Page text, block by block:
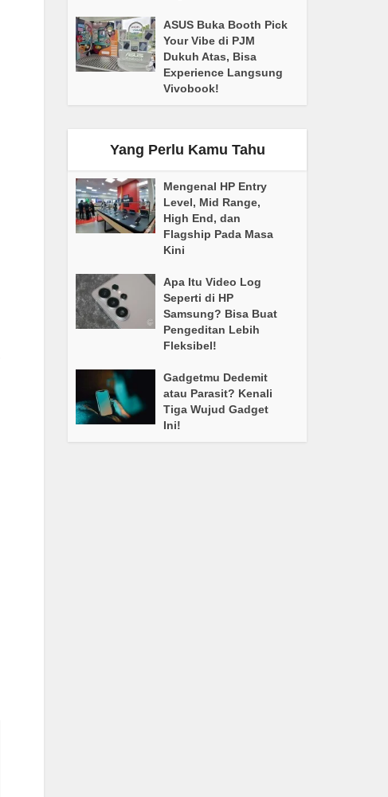
ASUS Buka Booth Pick
Your Vibe di PJM
Dukuh Atas, Bisa
Experience Langsung
Vivobook!
Yang Perlu Kamu Tahu
Mengenal HP Entry
Level, Mid Range,
High End, dan
Flagship Pada Masa
Kini
Apa Itu Video Log
Seperti di HP
Samsung? Bisa Buat
Pengeditan Lebih
Fleksibel!
Gadgetmu Dedemit
atau Parasit? Kenali
Tiga Wujud Gadget
Ini!